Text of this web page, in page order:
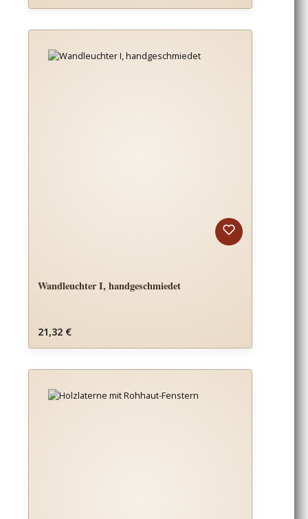
Wandleuchter I, handgeschmiedet
Regulärer Preis:
21,32 €